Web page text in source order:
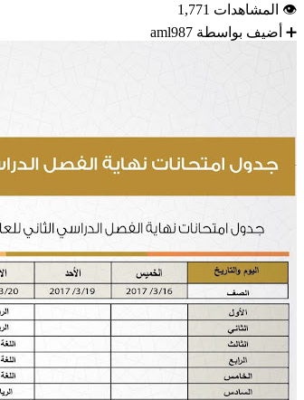
👁 المشاهدات 1,771
➕ أضيف بواسطة aml987